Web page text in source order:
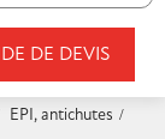
DE DEVIS
EPI, antichutes